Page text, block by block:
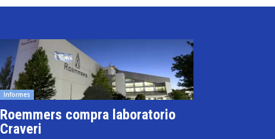
Informes
Roemmers compra laboratorio
Craveri